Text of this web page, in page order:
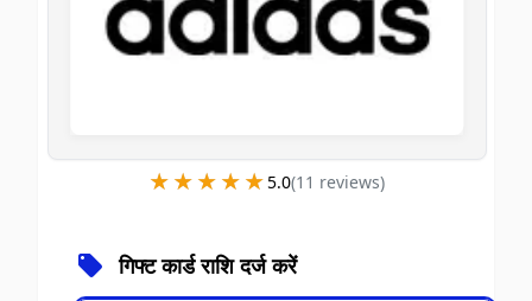
★★★★★
★★★★★5.0(11 reviews)
गिफ्ट कार्ड राशि दर्ज करें